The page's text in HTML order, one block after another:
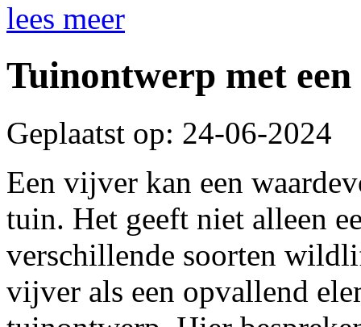
lees meer
Tuinontwerp met
Geplaatst op: 24-06-2024
Een vijver kan een
tuin. Het geeft niet alleen
verschillende soorten
vijver als een opvallend